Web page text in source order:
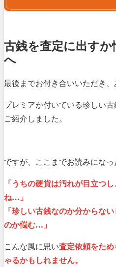
古銭を査定に出す
へ
最後までお付き合いいただき、
プレミアが付いている珍しい
ご紹介しました。
ですが、ここまでお読みにな
「うちの硬貨は汚れが目立つ
ね…」
「珍しい古銭なのか分からな
のか悩む…」
こんな風に思い査定依頼をた
ゃるかもしれません。